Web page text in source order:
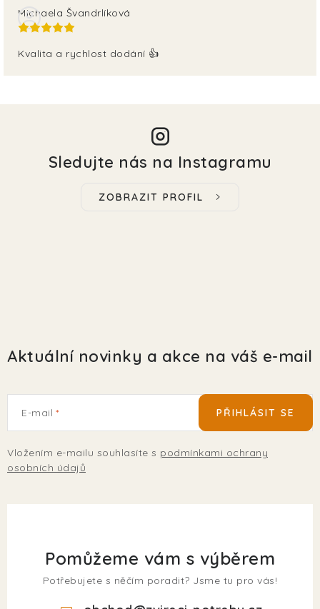
Michaela Švandrlíková
Kvalita a rychlost dodání 👍
Sledujte nás na Instagramu
ZOBRAZIT PROFIL
Aktuální novinky a akce na váš e-mail
E-mail
Vložením e-mailu souhlasíte s podmínkami ochrany
osobních údajů
PŘIHLÁSIT SE
Pomůžeme vám s výběrem
Potřebujete s něčím poradit? Jsme tu pro vás!